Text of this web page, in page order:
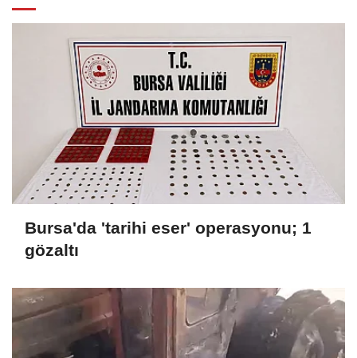
Bursa'da 'tarihi eser' operasyonu; 1
gözaltı